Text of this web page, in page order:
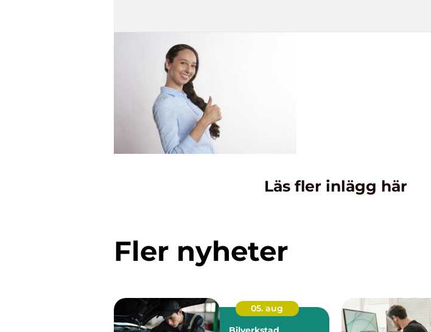
Läs fler inlägg här
Fler nyheter
05. aug